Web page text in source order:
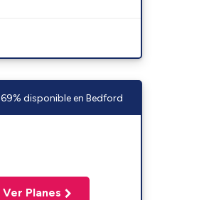
69% disponible en Bedford
Ver Planes